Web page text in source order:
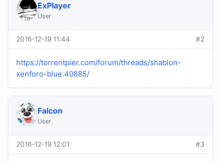
ExPlayer
User
2016-12-19 11:44 #2
https://torrentpier.com/forum/threads/shablon-
xenforo-blue.40885/
Falcon
User
2016-12-19 12:01 #3